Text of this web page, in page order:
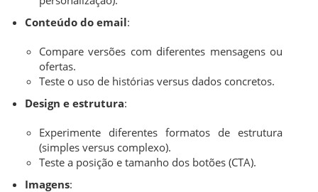
Conteúdo do email:
Compare versões com diferentes mensagens ou
ofertas.
Teste o uso de histórias versus dados concretos.
Design e estrutura:
Experimente diferentes formatos de estrutura
(simples versus complexo).
Teste a posição e tamanho dos botões (CTA).
Imagens: